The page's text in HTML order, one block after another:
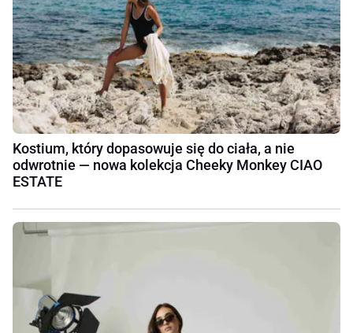
Kostium, który dopasowuje się do ciała, a nie
odwrotnie — nowa kolekcja Cheeky Monkey CIAO
ESTATE